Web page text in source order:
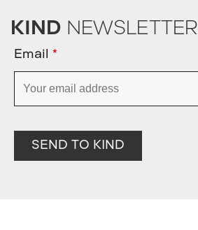
KIND NEWSLETTER
Email *